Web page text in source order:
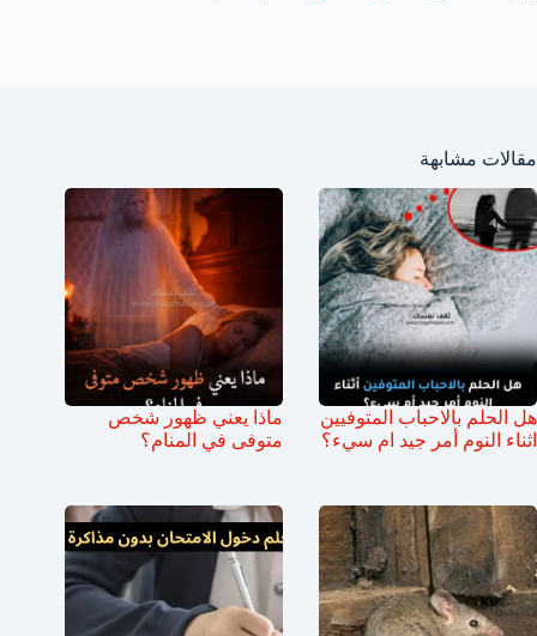
مقالات مشابهة
هل الحلم بالاحباب المتوفيين
اثناء النوم أمر جيد ام سيء؟
ماذا يعني ظهور شخص
متوفى في المنام؟